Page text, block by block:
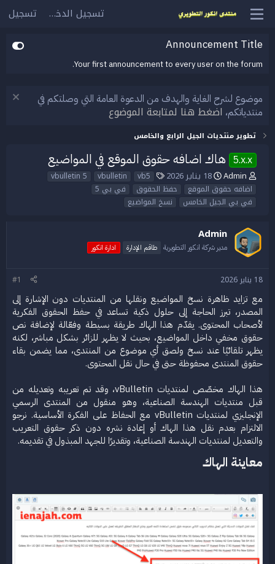
تسجيل الدخول تسجيل
Announcement Title
Your first announcement to every user on the forum.
موضوع لشرح الغاية والهدف من الدعوة العامة التي وصلتكم في
منتدياتكم، اضغط هنا لمتابعة الموضوع
تطوير منتديات الجيل الرابع والخامس
5.x.x هاك اضافه حقوق الموقع في المواضيع
ب
ا
ئ
ل
م
و
و
ع
Admin
ت
ي
ا
ب
18 يناير 2026
ل
و
س
vb5
vbulletin
vbulletin 5
اضافه حقوق الموقع
حفظ الحقوق
في بي 5
في بي الجيل الخامس
نسخ المواضيع
Admin
مدير شركة انكور التطويرية طاقم الإدارة ادارة انكور
18 يناير 2026
#1
مع تزايد ظاهرة نسخ المواضيع ونقلها من المنتديات دون الإشارة إلى
المصدر، تبرز الحاجة إلى حلول ذكية تساعد في حفظ الحقوق الفكرية
لأصحاب المحتوى. يقدّم هذا الهاك طريقة بسيطة وفعّالة لإضافة نص
حقوق مخفي داخل المواضيع، بحيث لا يظهر للزائر بشكل مباشر، لكنه
يظهر تلقائيًا عند نسخ ولصق أي موضوع من المنتدى، مما يضمن بقاء
حقوق المنتدى محفوظة حتى في حال نقل المحتوى.
هذا الهاك مخصّص لمنتديات vBulletin، وقد تم تعريبه وتعديله من
قبل منتديات الهندسة الصناعية، وهو منقول من المنتدى الرسمي
الإنجليزي لمنتديات vBulletin مع الحفاظ على الفكرة الأساسية. نرجو
الالتزام بعدم نقل هذا الهاك أو إعادة نشره دون ذكر حقوق التعريب
والتعديل لمنتديات الهندسة الصناعية، وتقديرًا للجهد المبذول في تقديمه.​
معاينة الهاك​